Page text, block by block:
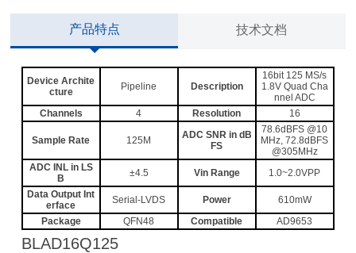
产品特点 技术文档
Device Archite
cture
Pipeline Description
16bit 125 MS/s
1.8V Quad Cha
nnel ADC
Channels
4 Resolution 16
Sample Rate 125M
ADC SNR in dB
FS
78.6dBFS @10
MHz, 72.8dBFS
@305MHz
ADC INL in LS
B
±4.5 Vin Range
1.0~2.0VPP
Data Output Int
erface
Serial-LVDS Power
610mW
Package
QFN48 Compatible AD9653
BLAD16Q125